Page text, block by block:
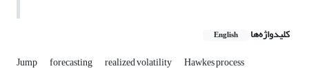
کلیدواژه‌ها English
Jump forecasting realized volatility Hawkes process